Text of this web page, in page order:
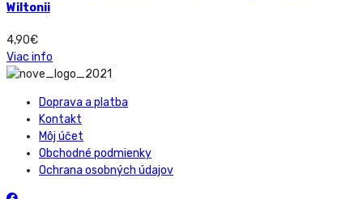
Wiltonii
4,90€
Viac info
Doprava a platba
Kontakt
Môj účet
Obchodné podmienky
Ochrana osobných údajov